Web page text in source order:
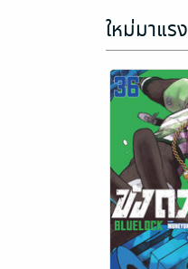
ใหม่มาแรง